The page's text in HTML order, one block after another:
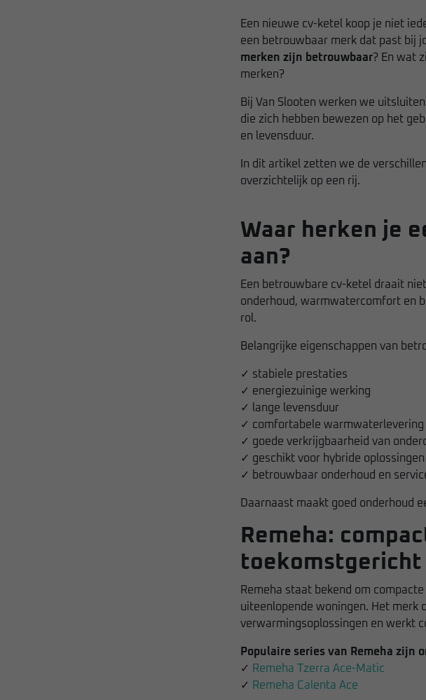
Een nieuwe cv-ketel koop je niet
een betrouwbaar merk dat past bij
merken zijn betrouwbaar? En wat
merken?
Bij Van Slooten werken we
die zich hebben bewezen op het
en levensduur.
In dit artikel zetten we de
overzichtelijk op een rij.
Waar herken je
aan?
Een betrouwbare cv-ketel draait
onderhoud, warmwatercomfort en
rol.
Belangrijke eigenschappen van
✓ stabiele prestaties
✓ energiezuinige werking
✓ lange levensduur
✓ comfortabele warmwaterlevering
✓ goede verkrijgbaarheid van
✓ geschikt voor hybride oplossingen
✓ betrouwbaar onderhoud en
Daarnaast maakt goed onderhoud
Remeha:
toekomstgericht
Remeha staat bekend om
uiteenlopende woningen. Het merk
verwarmingsoplossingen en werkt
Populaire series van Remeha zijn
✓ Remeha Tzerra Ace-Matic
✓ Remeha Calenta Ace